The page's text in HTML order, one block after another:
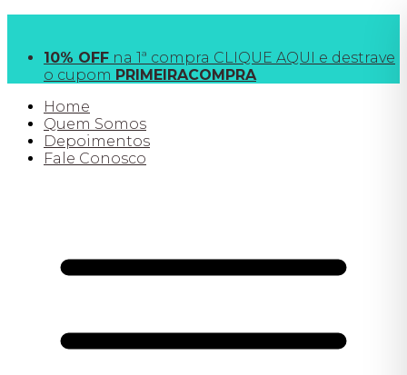
10% OFF na 1ª compra CLIQUE AQUI e destrave
o cupom PRIMEIRACOMPRA
Home
Quem Somos
Depoimentos
Fale Conosco